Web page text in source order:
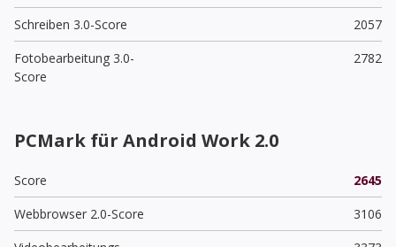
Schreiben 3.0-Score
2057
Fotobearbeitung 3.0-
Score
2782
PCMark für Android Work 2.0
Score
2645
Webbrowser 2.0-Score
3106